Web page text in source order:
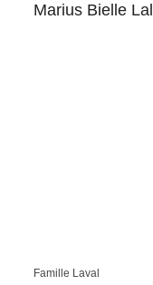
Marius Bielle
Famille Laval